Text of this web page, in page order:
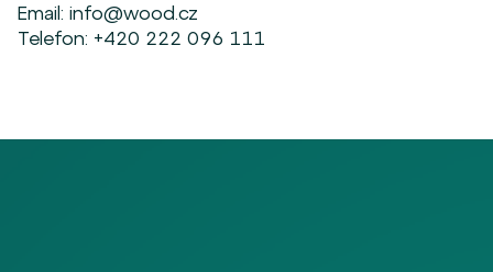
Email: info@wood.cz
Telefon: +420 222 096 111